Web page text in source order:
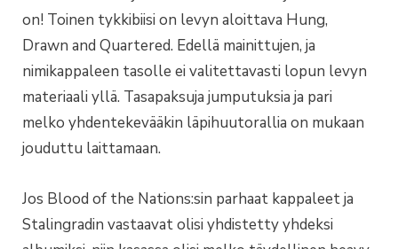
on! Toinen tykkibiisi on levyn aloittava Hung,
Drawn and Quartered. Edellä mainittujen, ja
nimikappaleen tasolle ei valitettavasti lopun levyn
materiaali yllä. Tasapaksuja jumputuksia ja pari
melko yhdentekevääkin läpihuutorallia on mukaan
jouduttu laittamaan.
Jos Blood of the Nations:sin parhaat kappaleet ja
Stalingradin vastaavat olisi yhdistetty yhdeksi